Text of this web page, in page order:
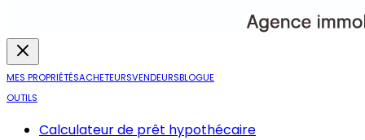
MES PROPRIÉTÉSACHETEURSVENDEURSBLOGUE
OUTILS
Calculateur de prêt hypothécaire